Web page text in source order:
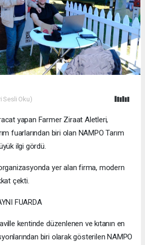
Sesli Oku)
yapan Farmer Ziraat Aletleri,
fuarlarından biri olan NAMPO Tarım
ilgi gördü.
yer alan firma, modern
çekti.
FUARDA
kentinde düzenlenen ve kıtanın en
biri olarak gösterilen NAMPO